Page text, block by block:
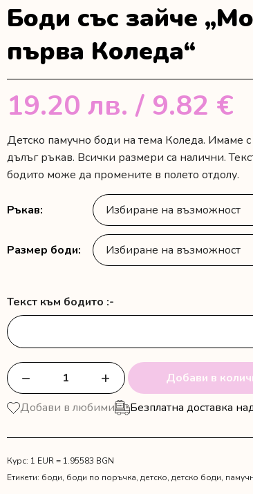
Боди със зайче
първа Коледа“
19.20 лв. / 9.82 €
Детско памучно боди на тема Коледа. Имаме с
дълъг ръкав. Всички размери са налични.
бодито може да промените в полето отдолу.
Ръкав
Размер боди
Текст към бодито :-
количество
за
Боди
зайче
"Моята
първа
Коледа"
− +
Добави в
Добави в любими
Безплатна доставка
Курс: 1 EUR = 1.95583 BGN
Етикети: боди, боди по поръчка, детско, детско боди,